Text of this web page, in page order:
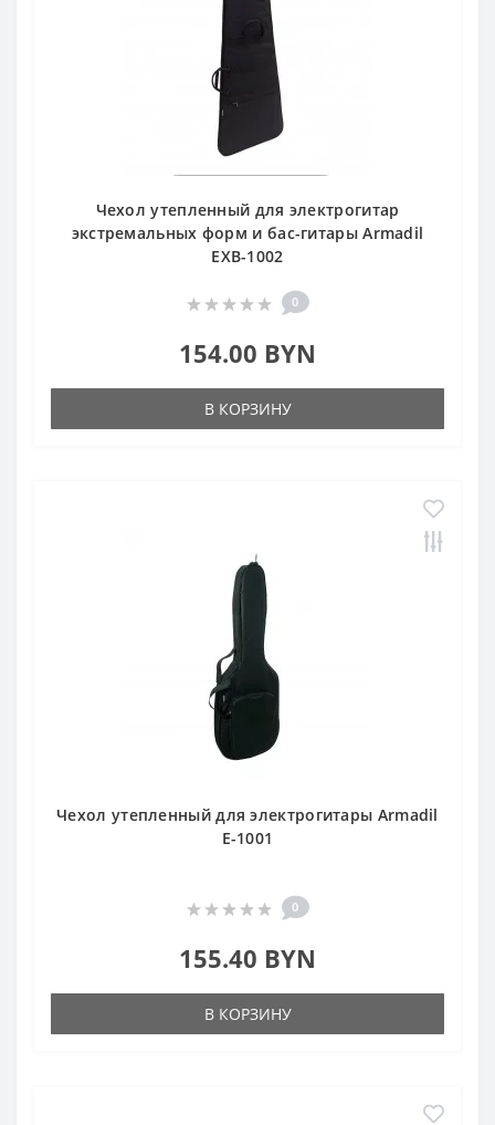
Чехол утепленный для электрогитар
экстремальных форм и бас-гитары Armadil
EXB-1002
0
154.00 BYN
В КОРЗИНУ
Чехол утепленный для электрогитары Armadil
E-1001
0
155.40 BYN
В КОРЗИНУ